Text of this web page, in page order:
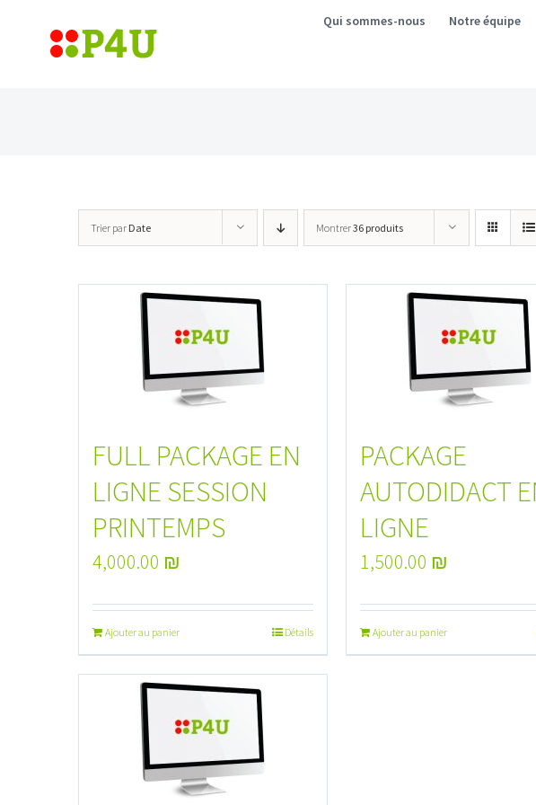
Qui sommes-nous Notre équipe
Trier par Date Montrer36 produits
FULL PACKAGE EN
LIGNE SESSION
PRINTEMPS
4,000.00 ₪
Ajouter au panier Détails
PACKAGE
AUTODIDACT
LIGNE
1,500.00 ₪
Ajouter au panier